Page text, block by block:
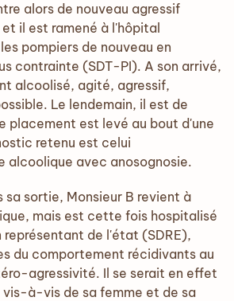
alors de nouveau agressif
il est ramené à l'hôpital
pompiers de nouveau en
contrainte (SDT-PI). A son arrivé,
alcoolisé, agité, agressif,
Le lendemain, il est de
placement est levé au bout d'une
retenu est celui
alcoolique avec anosognosie.
sa sortie, Monsieur B revient à
mais est cette fois hospitalisé
représentant de l'état (SDRE),
du comportement récidivants au
agressivité. Il se serait en effet
à-vis de sa femme et de sa